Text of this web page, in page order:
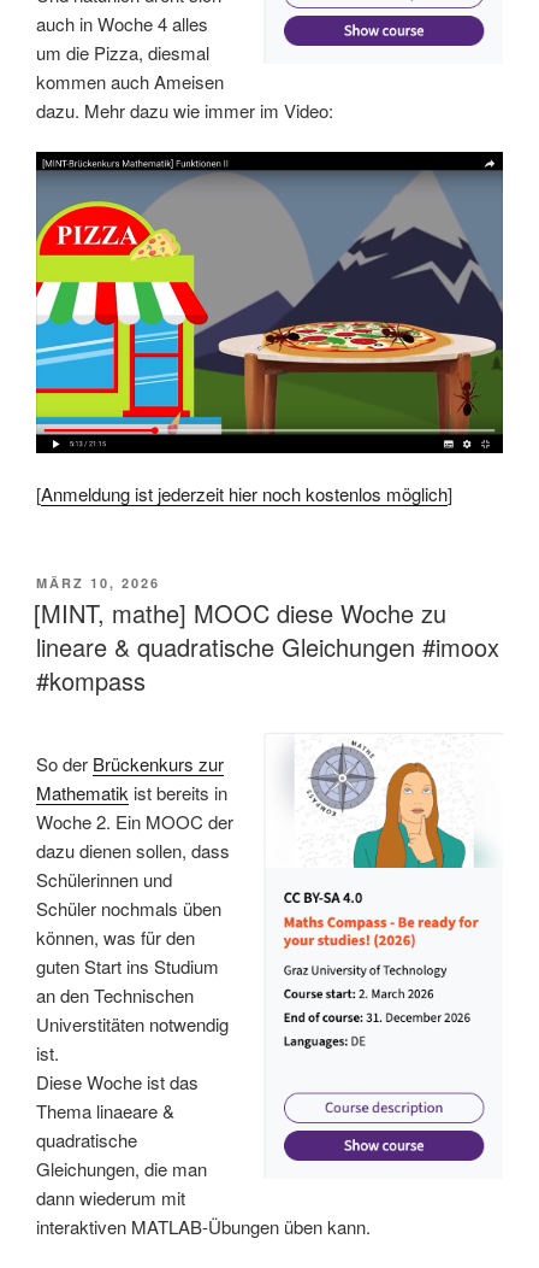
auch in Woche 4 alles
um die Pizza, diesmal
kommen auch Ameisen
dazu. Mehr dazu wie immer im Video:
[Anmeldung ist jederzeit hier noch kostenlos möglich]
VERÖFFENTLICHT
AM
MÄRZ 10, 2026
[MINT, mathe] MOOC diese Woche zu
lineare & quadratische Gleichungen #imoox
#kompass
So der Brückenkurs zur
Mathematik ist bereits in
Woche 2. Ein MOOC der
dazu dienen sollen, dass
Schülerinnen und
Schüler nochmals üben
können, was für den
guten Start ins Studium
an den Technischen
Universtitäten notwendig
ist.
Diese Woche ist das
Thema linaeare &
quadratische
Gleichungen, die man
dann wiederum mit
interaktiven MATLAB-Übungen üben kann.